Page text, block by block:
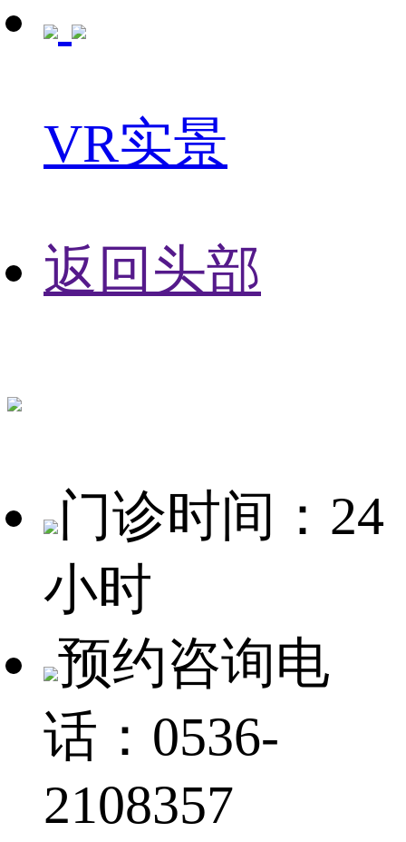
VR实景
返回头部
门诊时间：24
小时
预约咨询电
话：0536-
2108357